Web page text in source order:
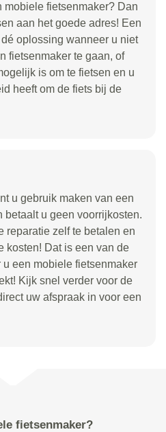
mobiele fietsenmaker? Dan
aan het goede adres! Een
oplossing wanneer u niet
fietsenmaker te gaan, of
is om te fietsen en u
heeft om de fiets bij de
u gebruik maken van een
betaalt u geen voorrijkosten.
reparatie zelf te betalen en
kosten! Dat is een van de
een mobiele fietsenmaker
Kijk snel verder voor de
uw afspraak in voor een
fietsenmaker?